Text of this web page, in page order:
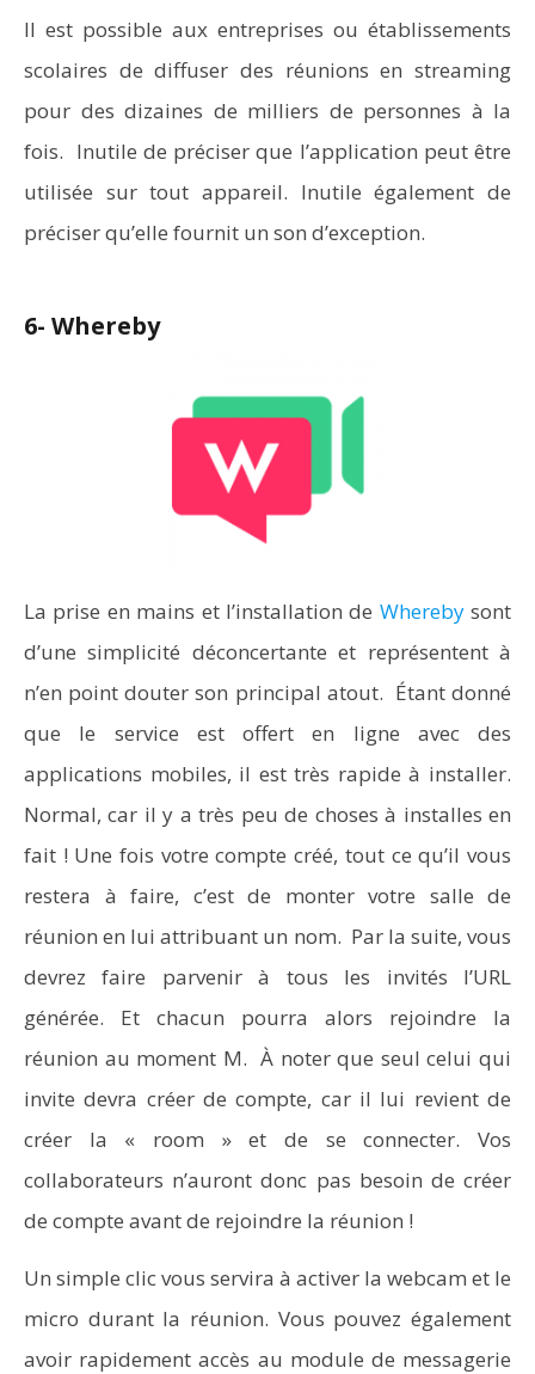
Il est possible aux entreprises ou établissements
scolaires de diffuser des réunions en streaming
pour des dizaines de milliers de personnes à la
fois. Inutile de préciser que l’application peut être
utilisée sur tout appareil. Inutile également de
préciser qu’elle fournit un son d’exception.
6- Whereby
La prise en mains et l’installation de Wherebysont
d’une simplicité déconcertante et représentent à
n’en point douter son principal atout. Étant donné
que le service est offert en ligne avec des
applications mobiles, il est très rapide à installer.
Normal, car il y a très peu de choses à installes en
fait ! Une fois votre compte créé, tout ce qu’il vous
restera à faire, c’est de monter votre salle de
réunion en lui attribuant un nom. Par la suite, vous
devrez faire parvenir à tous les invités l’URL
générée. Et chacun pourra alors rejoindre la
réunion au moment M. À noter que seul celui qui
invite devra créer de compte, car il lui revient de
créer la « room » et de se connecter. Vos
collaborateurs n’auront donc pas besoin de créer
de compte avant de rejoindre la réunion !
Un simple clic vous servira à activer la webcam et le
micro durant la réunion. Vous pouvez également
avoir rapidement accès au module de messagerie